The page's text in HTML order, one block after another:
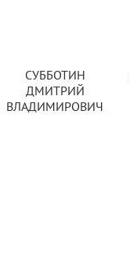
СУББОТИН
ДМИТРИЙ
ВЛАДИМИРОВИЧ